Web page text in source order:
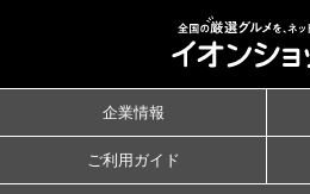
企業情報
ご利用ガイド